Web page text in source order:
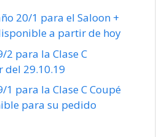
20/1 para el Saloon +
a partir de hoy
2 para la Clase C
29.10.19
para la Clase C Coupé
para su pedido